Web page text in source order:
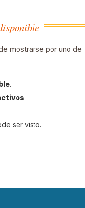
mostrarse por uno de
.
ser visto.